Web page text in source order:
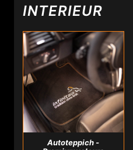
INTERIEUR
Autoteppich -